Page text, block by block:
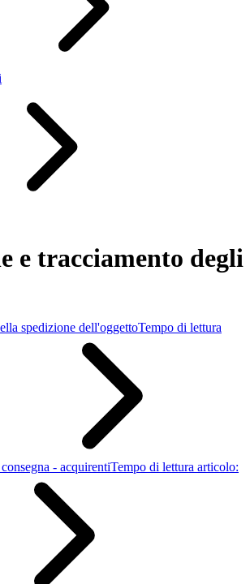
e tracciamento degli
spedizione dell'oggettoTempo di lettura
- acquirentiTempo di lettura articolo: